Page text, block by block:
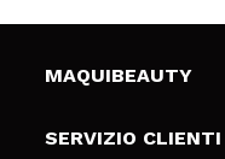
MAQUIBEAUTY
Chi siamo
SERVIZIO CLIENTI